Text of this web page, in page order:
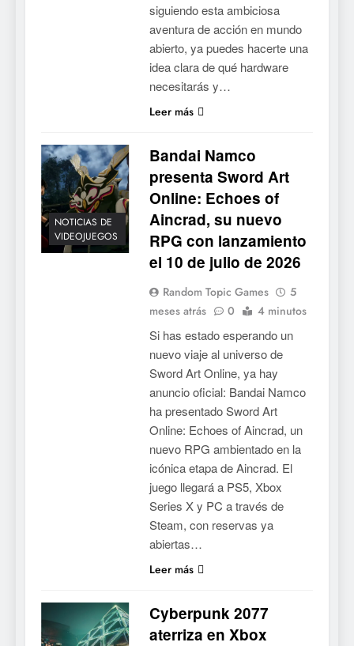
siguiendo esta ambiciosa
aventura de acción en mundo
abierto, ya puedes hacerte una
idea clara de qué hardware
necesitarás y…
Leer más
NOTICIAS DE
VIDEOJUEGOS
Bandai Namco
presenta Sword Art
Online: Echoes of
Aincrad, su nuevo
RPG con lanzamiento
el 10 de julio de 2026
Random Topic Games
5
meses atrás
0 4 minutos
Si has estado esperando un
nuevo viaje al universo de
Sword Art Online, ya hay
anuncio oficial: Bandai Namco
ha presentado Sword Art
Online: Echoes of Aincrad, un
nuevo RPG ambientado en la
icónica etapa de Aincrad. El
juego llegará a PS5, Xbox
Series X y PC a través de
Steam, con reservas ya
abiertas…
Leer más
Cyberpunk 2077
aterriza en Xbox